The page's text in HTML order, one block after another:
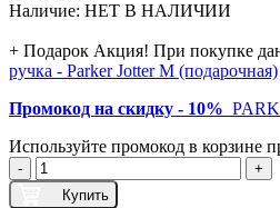
Наличие: НЕТ В НАЛИЧИИ
+ Подарок Акция! При покупке
ручка - Parker Jotter M (подарочная)
Промокод на скидку - 10%
Используйте промокод в корзине
-
+
Купить